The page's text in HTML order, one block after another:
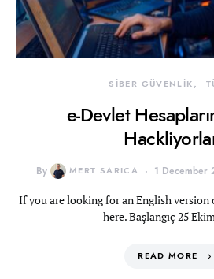
SİBER GÜVENLİK
e-Devlet
By MERT SARICA 1 December
If you are looking for an English
here. Başlangıç 25
READ MORE